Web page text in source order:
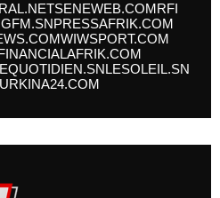
SENEWEB.COMRFI
PRESSAFRIK.COM
WIWSPORT.COM
LESOLEIL.SN